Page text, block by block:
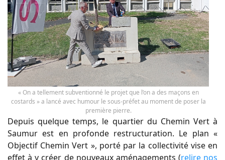
« On a tellement subventionné le projet que l’on a des maçons en
costards » a lancé avec humour le sous-préfet au moment de poser la
première pierre.
Depuis quelque temps, le quartier du Chemin Vert à
Saumur est en profonde restructuration. Le plan «
Objectif Chemin Vert », porté par la collectivité vise en
effet à y créer de nouveaux aménagements (relire nos